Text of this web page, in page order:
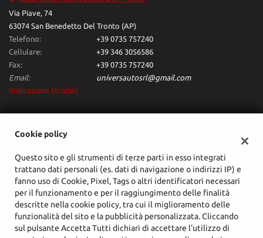
Via Piave, 74
63074 San Benedetto Del Tronto (AP)
Telefono:
+39 0735 757240
Cellulare:
+39 346 3056586
Fax:
+39 0735 757240
Email:
universautosrl@gmail.com
Indicazioni stradali
Dati fiscali:
Via Venezia Giulia, 4, San Benedetto Del Tronto (AP)
C.F/P.IVA:02425070444
Registro delle imprese: AP
Cookie policy
Questo sito e gli strumenti di terze parti in esso integrati
trattano dati personali (es. dati di navigazione o indirizzi IP) e
fanno uso di Cookie, Pixel, Tags o altri identificatori necessari
per il funzionamento e per il raggiungimento delle finalità
descritte nella cookie policy, tra cui il miglioramento delle
funzionalità del sito e la pubblicità personalizzata. Cliccando
sul pulsante Accetta Tutti dichiari di accettare l'utilizzo di
di
tracciamento
rimanda
alla
cookie
policy.
Puoi
e
le
scelte
in
qualsiasi
momento.